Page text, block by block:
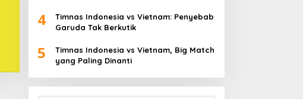
4
Timnas Indonesia vs Vietnam: Penyebab
Garuda Tak Berkutik
5
Timnas Indonesia vs Vietnam, Big Match
yang Paling Dinanti